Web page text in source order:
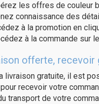
les offres de couleur
connaissance des
à la promotion en
à la commande sur
offerte, recevoir
livraison gratuite, il est
recevoir votre
transport de votre